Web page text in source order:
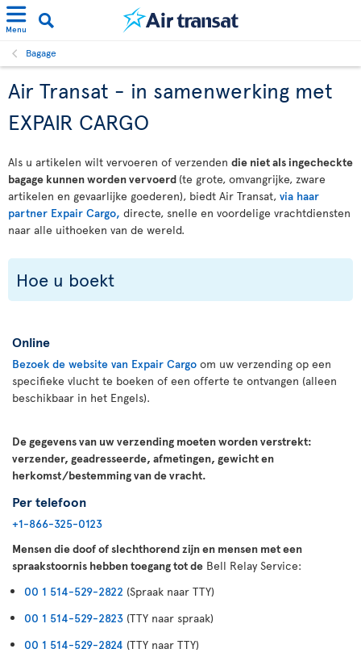
Menu
Bagage
Air Transat - in samenwerking met
EXPAIR CARGO
Als u artikelen wilt vervoeren of verzenden die niet als ingecheckte
bagage kunnen worden vervoerd (te grote, omvangrijke, zware
artikelen en gevaarlijke goederen), biedt Air Transat, via haar
partner Expair Cargo, directe, snelle en voordelige vrachtdiensten
naar alle uithoeken van de wereld.
Hoe u boekt
Online
Bezoek de website van Expair Cargo om uw verzending op een
specifieke vlucht te boeken of een offerte te ontvangen (alleen
beschikbaar in het Engels).
De gegevens van uw verzending moeten worden verstrekt:
verzender, geadresseerde, afmetingen, gewicht en
herkomst/bestemming van de vracht.
Per telefoon
+1-866-325-0123
Mensen die doof of slechthorend zijn en mensen met een
spraakstoornis hebben toegang tot de Bell Relay Service:
00 1 514-529-2822 (Spraak naar TTY)
00 1 514-529-2823 (TTY naar spraak)
00 1 514-529-2824 (TTY naar TTY)